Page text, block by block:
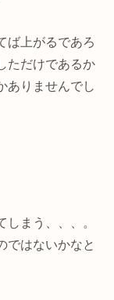
ば上がるであろ
ただけであるか
ありませんでし
まう、、、。
ではないかなと